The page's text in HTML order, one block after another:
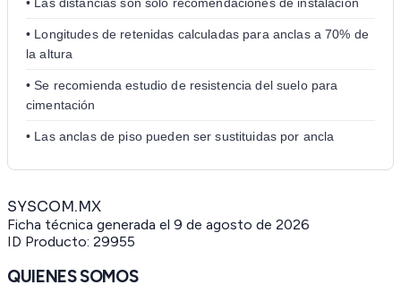
• Longitudes de retenidas calculadas para anclas a 70% de
la altura
• Se recomienda estudio de resistencia del suelo para
cimentación
• Las anclas de piso pueden ser sustituidas por ancla
SYSCOM.MX
Ficha técnica generada el 9 de agosto de 2026
ID Producto: 29955
QUIENES SOMOS